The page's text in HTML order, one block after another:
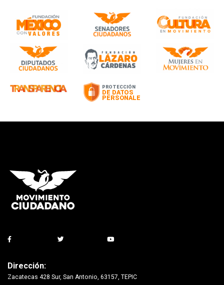
Dirección:
Zacatecas 428 Sur, San Antonio, 63157, TEPIC